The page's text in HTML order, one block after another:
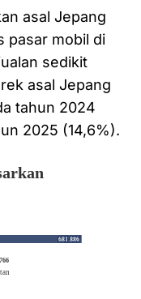
asal Jepang
pasar mobil di
sedikit
asal Jepang
tahun 2024
2025 (14,6%).